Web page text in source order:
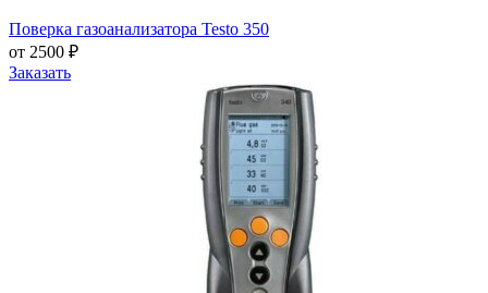
Поверка газоанализатора Testo 350
от 2500 ₽
Заказать